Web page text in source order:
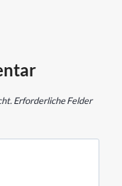
Erforderliche Felder